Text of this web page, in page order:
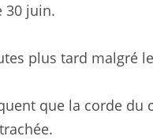
30 juin.
plus tard malgré
que la corde du